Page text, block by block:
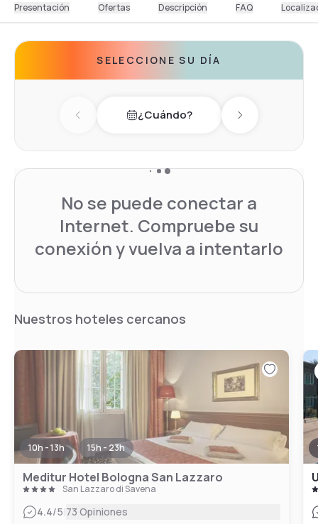
Presentación Ofertas Descripción FAQ
SELECCIONE SU DÍA
Previous day¿Cuándo? Next day
No se puede conectar a
Internet. Compruebe su
conexión y vuelva a intentarlo
Nuestros hoteles cercanos
10h - 13h 15h - 23h
Meditur Hotel Bologna San Lazzaro
San Lazzaro di Savena
4.4/5|73 Opiniones